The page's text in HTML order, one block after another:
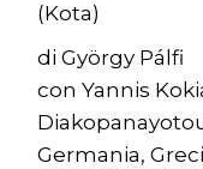
(Kota)
di György Pálfi
con Yannis
Germania,